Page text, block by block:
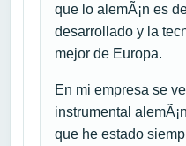
que lo alemÃ¡n es
desarrollado y la
mejor de Europa.
En mi empresa se
instrumental
que he estado